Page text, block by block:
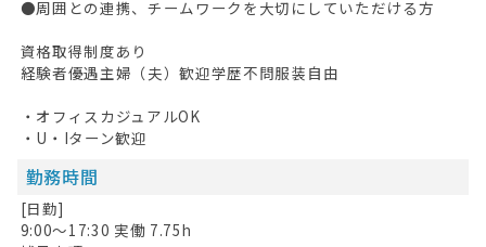
HOME
無料会員登録
ログイン
キープした求人
●周囲との連携、チームワークを大切にしていただける方
資格取得制度あり
経験者優遇主婦（夫）歓迎学歴不問服装自由
・オフィスカジュアルOK
・U・Iターン歓迎
勤務時間
[日勤]
9:00〜17:30 実働 7.75h